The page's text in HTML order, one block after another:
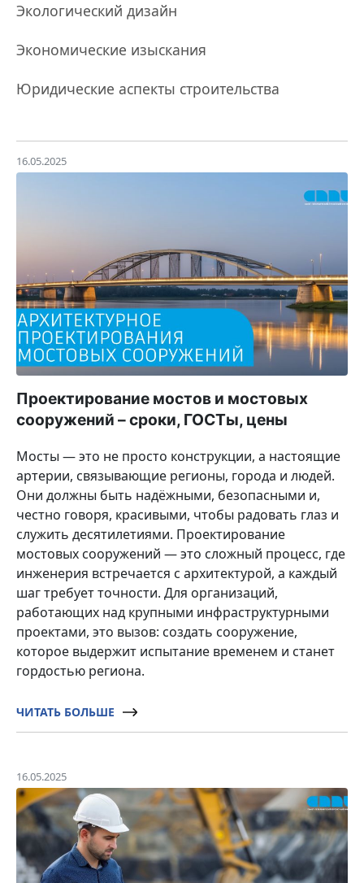
Экологический дизайн
Экономические изыскания
Юридические аспекты строительства
16.05.2025
Проектирование мостов и мостовых
сооружений – сроки, ГОСТы, цены
Мосты — это не просто конструкции, а настоящие
артерии, связывающие регионы, города и людей.
Они должны быть надёжными, безопасными и,
честно говоря, красивыми, чтобы радовать глаз и
служить десятилетиями. Проектирование
мостовых сооружений — это сложный процесс, где
инженерия встречается с архитектурой, а каждый
шаг требует точности. Для организаций,
работающих над крупными инфраструктурными
проектами, это вызов: создать сооружение,
которое выдержит испытание временем и станет
гордостью региона.
ЧИТАТЬ БОЛЬШЕ
16.05.2025